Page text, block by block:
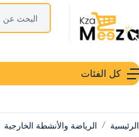
كل الفئات
الرئيسية الرياضة والأنشطة الخارجية